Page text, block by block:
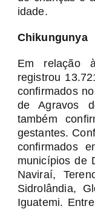
idade.
Chikungunya
Em relação
registrou
confirmados
de Agravos
também
gestantes.
confirmados
municípios de
Naviraí,
Sidrolândia,
Iguatemi.